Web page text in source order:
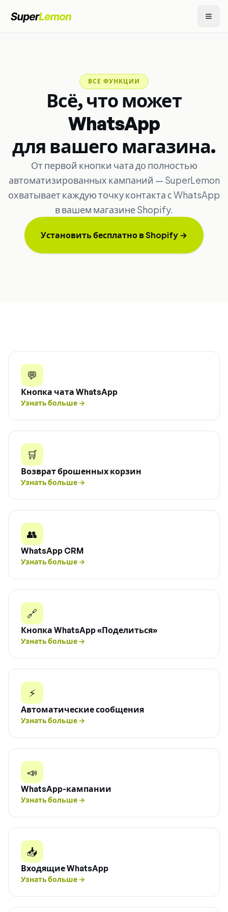
ВСЕ ФУНКЦИИ
Всё, что может
WhatsApp
для вашего магазина.
От первой кнопки чата до полностью
автоматизированных кампаний — SuperLemon
охватывает каждую точку контакта с WhatsApp
в вашем магазине Shopify.
Установить бесплатно в Shopify →
💬
Кнопка чата WhatsApp
Узнать больше→
🛒
Возврат брошенных корзин
Узнать больше→
👥
WhatsApp CRM
Узнать больше→
🔗
Кнопка WhatsApp «Поделиться»
Узнать больше→
⚡
Автоматические сообщения
Узнать больше→
📣
WhatsApp-кампании
Узнать больше→
📥
Входящие WhatsApp
Узнать больше→